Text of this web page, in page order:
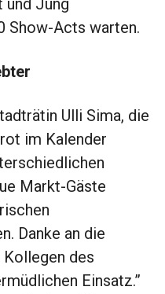
und Jung
Show-Acts warten.
Ulli Sima, die
im Kalender
Markt-Gäste
Danke an die
Kollegen des
Einsatz.”